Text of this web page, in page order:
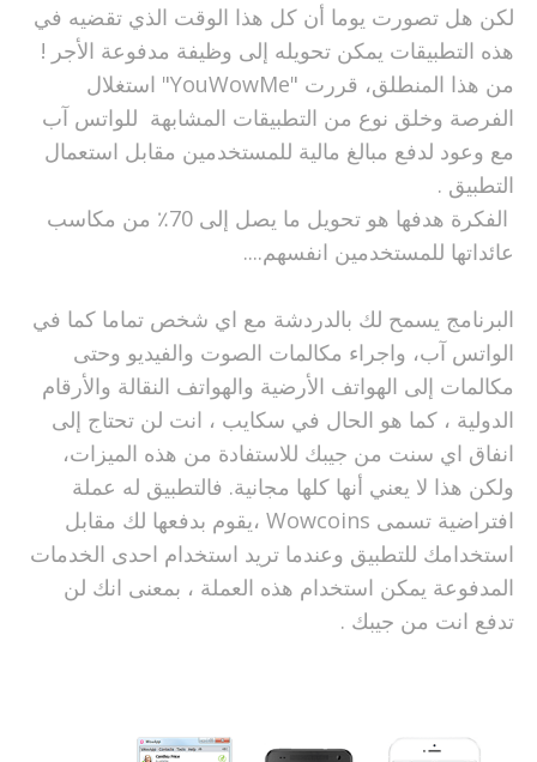
لكن هل تصورت يوما أن كل هذا الوقت الذي تقضيه في
هذه التطبيقات يمكن تحويله إلى وظيفة مدفوعة الأجر !
من هذا المنطلق، قررت "YouWowMe" استغلال
الفرصة وخلق نوع من التطبيقات المشابهة للواتس آب
مع وعود لدفع مبالغ مالية للمستخدمين مقابل استعمال
التطبيق .
الفكرة هدفها هو تحويل ما يصل إلى 70٪ من مكاسب
عائداتها للمستخدمين انفسهم....
البرنامج يسمح لك بالدردشة مع اي شخص تماما كما في
الواتس آب، واجراء مكالمات الصوت والفيديو وحتى
مكالمات إلى الهواتف الأرضية والهواتف النقالة والأرقام
الدولية ، كما هو الحال في سكايب ، انت لن تحتاج إلى
انفاق اي سنت من جيبك للاستفادة من هذه الميزات،
ولكن هذا لا يعني أنها كلها مجانية. فالتطبيق له عملة
افتراضية تسمى Wowcoins ،يقوم بدفعها لك مقابل
استخدامك للتطبيق وعندما تريد استخدام احدى الخدمات
المدفوعة يمكن استخدام هذه العملة ، بمعنى انك لن
تدفع انت من جيبك .